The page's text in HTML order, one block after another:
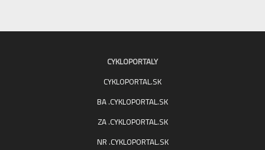
CYKLOPORTALY
CYKLOPORTAL.SK
BA .CYKLOPORTAL.SK
ZA .CYKLOPORTAL.SK
NR .CYKLOPORTAL.SK